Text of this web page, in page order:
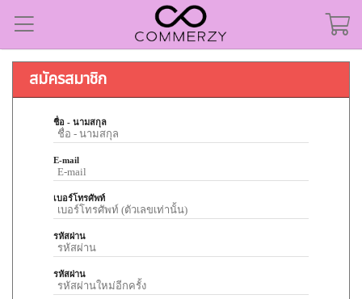
สมัครสมาชิก
ชื่อ - นามสกุล
E-mail
เบอร์โทรศัพท์
รหัสผ่าน
รหัสผ่าน